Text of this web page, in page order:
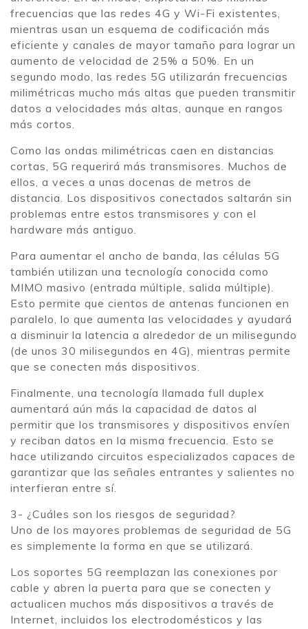
frecuencias que las redes 4G y Wi-Fi existentes,
mientras usan un esquema de codificación más
eficiente y canales de mayor tamaño para lograr un
aumento de velocidad de 25% a 50%. En un
segundo modo, las redes 5G utilizarán frecuencias
milimétricas mucho más altas que pueden transmitir
datos a velocidades más altas, aunque en rangos
más cortos.
Como las ondas milimétricas caen en distancias
cortas, 5G requerirá más transmisores. Muchos de
ellos, a veces a unas docenas de metros de
distancia. Los dispositivos conectados saltarán sin
problemas entre estos transmisores y con el
hardware más antiguo.
Para aumentar el ancho de banda, las células 5G
también utilizan una tecnología conocida como
MIMO masivo (entrada múltiple, salida múltiple).
Esto permite que cientos de antenas funcionen en
paralelo, lo que aumenta las velocidades y ayudará
a disminuir la latencia a alrededor de un milisegundo
(de unos 30 milisegundos en 4G), mientras permite
que se conecten más dispositivos.
Finalmente, una tecnología llamada full duplex
aumentará aún más la capacidad de datos al
permitir que los transmisores y dispositivos envíen
y reciban datos en la misma frecuencia. Esto se
hace utilizando circuitos especializados capaces de
garantizar que las señales entrantes y salientes no
interfieran entre sí.
3- ¿Cuáles son los riesgos de seguridad?
Uno de los mayores problemas de seguridad de 5G
es simplemente la forma en que se utilizará.
Los soportes 5G reemplazan las conexiones por
cable y abren la puerta para que se conecten y
actualicen muchos más dispositivos a través de
Internet, incluidos los electrodomésticos y las